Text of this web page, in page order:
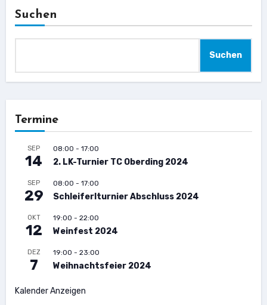
Suchen
Suchen
Termine
SEP
14
08:00 - 17:00
2. LK-Turnier TC Oberding 2024
SEP
29
08:00 - 17:00
Schleiferlturnier Abschluss 2024
OKT
12
19:00 - 22:00
Weinfest 2024
DEZ
7
19:00 - 23:00
Weihnachtsfeier 2024
Kalender Anzeigen